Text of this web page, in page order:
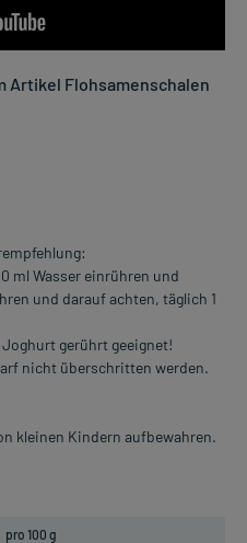
Artikel Flohsamenschalen
ml Wasser einrühren und
und darauf achten, täglich 1
gerührt geeignet!
nicht überschritten werden.
kleinen Kindern aufbewahren.
pro 100 g